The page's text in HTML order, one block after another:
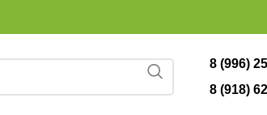
8 (996)
8 (918)